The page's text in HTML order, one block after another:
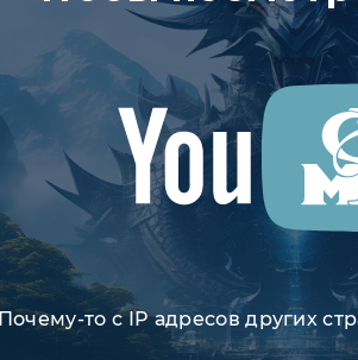
Почему-то с IP адресов других